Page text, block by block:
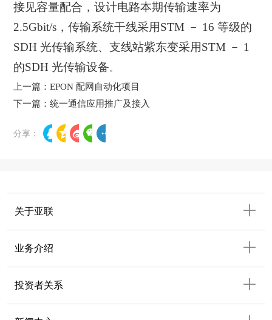
接见容量配合，设计电路本期传输速率为
2.5Gbit/s，传输系统干线采用STM － 16 等级的
SDH 光传输系统、支线站紫东变采用STM － 1
的SDH 光传输设备。
上一篇：EPON 配网自动化项目
下一篇：统一通信应用推广及接入
分享：
关于亚联
业务介绍
投资者关系